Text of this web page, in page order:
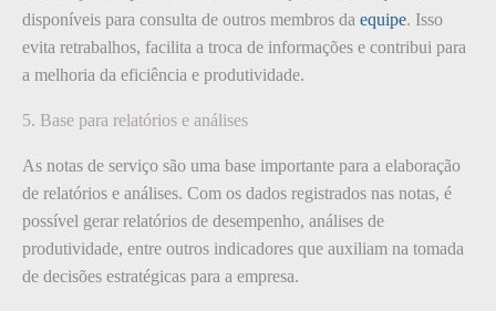
disponíveis para consulta de outros membros da equipe. Isso
evita retrabalhos, facilita a troca de informações e contribui para
a melhoria da eficiência e produtividade.
5. Base para relatórios e análises
As notas de serviço são uma base importante para a elaboração
de relatórios e análises. Com os dados registrados nas notas, é
possível gerar relatórios de desempenho, análises de
produtividade, entre outros indicadores que auxiliam na tomada
de decisões estratégicas para a empresa.